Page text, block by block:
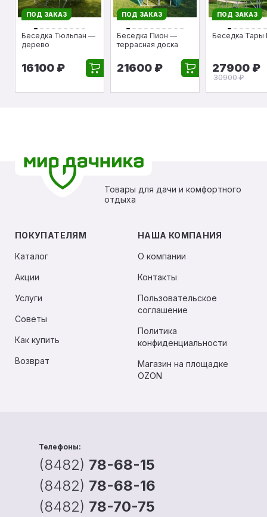
ПОД ЗАКАЗ
Беседка Тюльпан —
дерево
16100 ₽
ПОД ЗАКАЗ
Беседка Пион —
террасная доска
21600 ₽
ПОД ЗАКАЗ
Беседка Тары
27900 ₽
30900 ₽
Товары для дачи и комфортного
отдыха
ПОКУПАТЕЛЯМ
Каталог
Акции
Услуги
Советы
Как купить
Возврат
НАША КОМПАНИЯ
О компании
Контакты
Пользовательское
соглашение
Политика
конфиденциальности
Магазин на площадке
OZON
Телефоны:
(8482) 78-68-15
(8482) 78-68-16
(8482) 78-70-75